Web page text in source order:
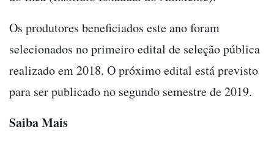
Os produtores beneficiados este ano foram
selecionados no primeiro edital de seleção pública
realizado em 2018. O próximo edital está previsto
para ser publicado no segundo semestre de 2019.
Saiba Mais